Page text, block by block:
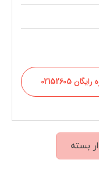
02152605
بسته